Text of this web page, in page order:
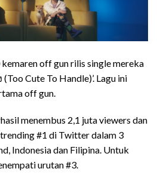
off gun rilis single mereka
Cute To Handle)’. Lagu ini
off gun.
menembus 2,1 juta viewers dan
#1 di Twitter dalam 3
Indonesia dan Filipina. Untuk
urutan #3.